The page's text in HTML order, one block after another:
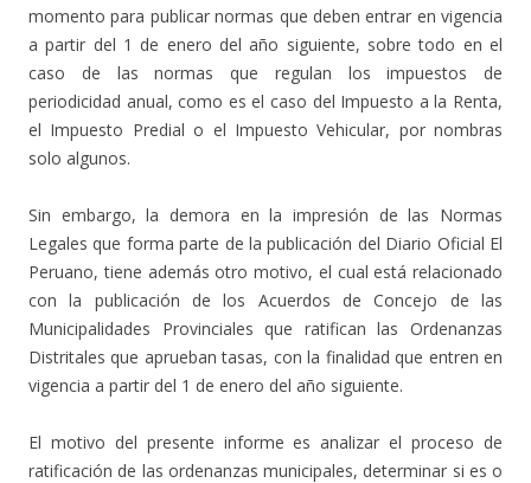
momento para publicar normas que deben entrar en vigencia
a partir del 1 de enero del año siguiente, sobre todo en el
caso de las normas que regulan los impuestos de
periodicidad anual, como es el caso del Impuesto a la Renta,
el Impuesto Predial o el Impuesto Vehicular, por nombras
solo algunos.
Sin embargo, la demora en la impresión de las Normas
Legales que forma parte de la publicación del Diario Oficial El
Peruano, tiene además otro motivo, el cual está relacionado
con la publicación de los Acuerdos de Concejo de las
Municipalidades Provinciales que ratifican las Ordenanzas
Distritales que aprueban tasas, con la finalidad que entren en
vigencia a partir del 1 de enero del año siguiente.
El motivo del presente informe es analizar el proceso de
ratificación de las ordenanzas municipales, determinar si es o